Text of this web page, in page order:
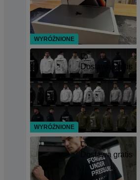
Dostawa gratis
Dostawa gratis
WYRÓŻNIONE
WYRÓŻNIONE